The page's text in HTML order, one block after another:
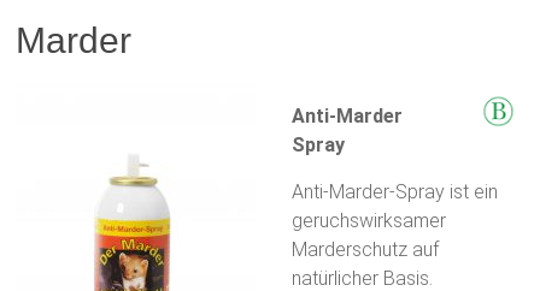
und
Marder
Anti-Marder
Spray
Anti-Marder-Spray ist ein
geruchswirksamer
Marderschutz auf
natürlicher Basis.